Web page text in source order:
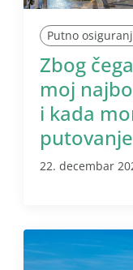
Putno
Zbog
moj
i kada
putovanje
22. decembar